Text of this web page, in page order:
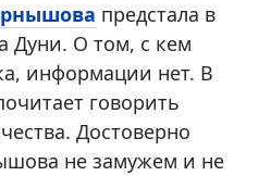
предстала в
Дуни. О том, с кем
информации нет. В
говорить
Достоверно
не замужем и не